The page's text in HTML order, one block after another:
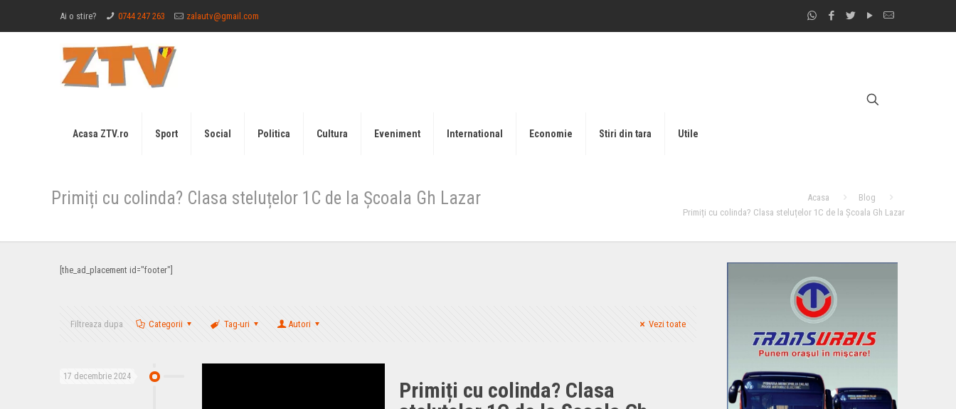
Ai o stire? 0744 247 263 zalautv@gmail.com
Acasa ZTV.ro Sport Social Politica Cultura Eveniment International Economie Stiri din tara Utile
Primiți cu colinda? Clasa steluțelor 1C de la Școala Gh Lazar Acasa
Blog
Primiți cu colinda? Clasa steluțelor 1C de la Școala Gh Lazar
[the_ad_placement id="footer"]
Filtreaza dupa Categorii Tag-uri Autori Vezi toate
17 decembrie 2024
Primiți cu colinda? Clasa